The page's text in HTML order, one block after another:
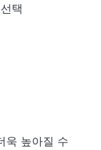
택
욱 높아질 수